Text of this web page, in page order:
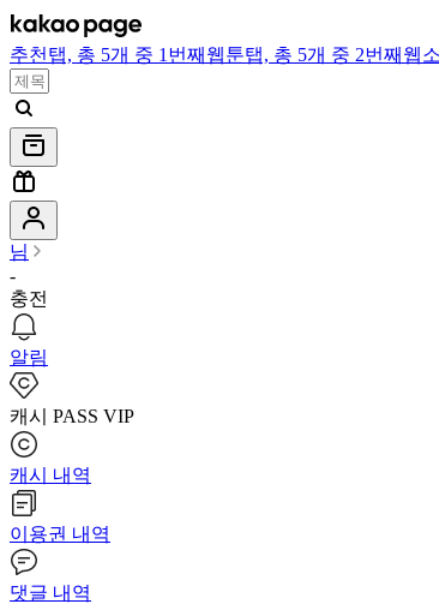
추천 탭, 총 5개 중 1번째 웹툰탭, 총 5개 중 2번째 웹
님
-
충전
알림
캐시 PASS VIP
캐시 내역
이용권 내역
댓글 내역